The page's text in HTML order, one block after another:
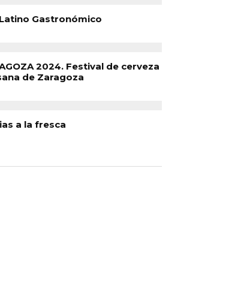
Gastronómico
2024. Festival de cerveza
de Zaragoza
a la fresca